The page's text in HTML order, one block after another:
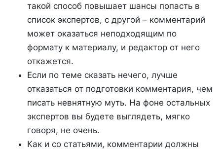
такой способ повышает шансы попасть в
список экспертов, с другой – комментарий
может оказаться неподходящим по
формату к материалу, и редактор от него
откажется.
Если по теме сказать нечего, лучше
отказаться от подготовки комментария, чем
писать невнятную муть. На фоне остальных
экспертов вы будете выглядеть, мягко
говоря, не очень.
Как и со статьями, комментарии должны